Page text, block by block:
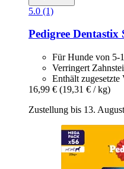
5.0 (1)
Pedigree Dentastix
Für Hunde von 5-
Verringert
Enthält
16,99 € (19,31 € / kg)
Zustellung bis 13. August